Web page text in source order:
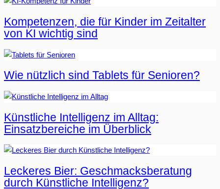
Kompetenzen, die für Kinder im Zeitalter
von KI wichtig sind
Wie nützlich sind Tablets für Senioren?
Künstliche Intelligenz im Alltag:
Einsatzbereiche im Überblick
Leckeres Bier: Geschmacksberatung
durch Künstliche Intelligenz?